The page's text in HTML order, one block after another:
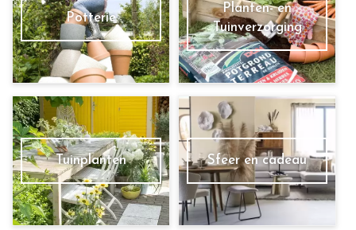
Potterie
Planten- en
Tuinverzorging
Tuinplanten Sfeer en cadeau